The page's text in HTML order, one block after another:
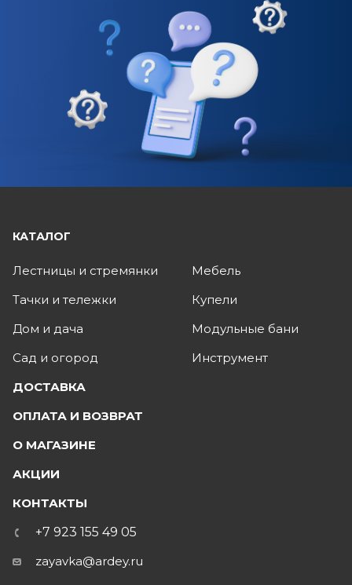
КАТАЛОГ
Лестницы и стремянки
Тачки и тележки
Дом и дача
Сад и огород
Мебель
Купели
Модульные бани
Инструмент
ДОСТАВКА
ОПЛАТА И ВОЗВРАТ
О МАГАЗИНЕ
АКЦИИ
КОНТАКТЫ
+7 923 155 49 05
zayavka@ardey.ru